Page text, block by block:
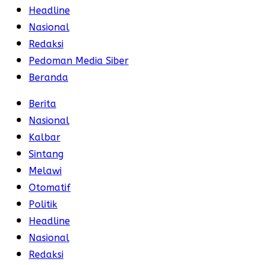
Headline
Nasional
Redaksi
Pedoman Media Siber
Beranda
Berita
Nasional
Kalbar
Sintang
Melawi
Otomatif
Politik
Headline
Nasional
Redaksi